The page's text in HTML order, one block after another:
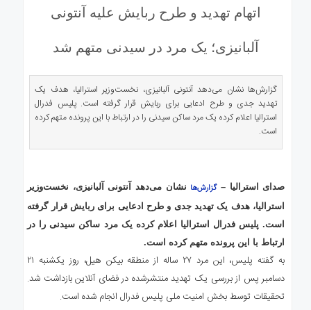
اتهام تهدید و طرح ربایش علیه آنتونی
آلبانیزی؛ یک مرد در سیدنی متهم شد
گزارش‌ها نشان می‌دهد آنتونی آلبانیزی، نخست‌وزیر استرالیا، هدف یک
تهدید جدی و طرح ادعایی برای ربایش قرار گرفته است. پلیس فدرال
استرالیا اعلام کرده یک مرد ساکن سیدنی را در ارتباط با این پرونده متهم کرده
است.
صدای استرالیا –گزارش‌ها نشان می‌دهد آنتونی آلبانیزی، نخست‌وزیر
استرالیا، هدف یک تهدید جدی و طرح ادعایی برای ربایش قرار گرفته
است. پلیس فدرال استرالیا اعلام کرده یک مرد ساکن سیدنی را در
ارتباط با این پرونده متهم کرده است.
به گفته پلیس، این مرد ۲۷ ساله از منطقه بیکن هیل، روز یکشنبه ۲۱
دسامبر پس از بررسی یک تهدید منتشرشده در فضای آنلاین بازداشت شد.
تحقیقات توسط بخش امنیت ملی پلیس فدرال انجام شده است.